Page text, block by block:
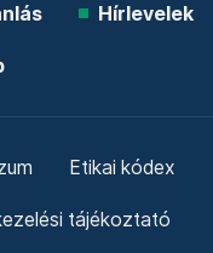
Hírlevelek
Etikai kódex
tájékoztató